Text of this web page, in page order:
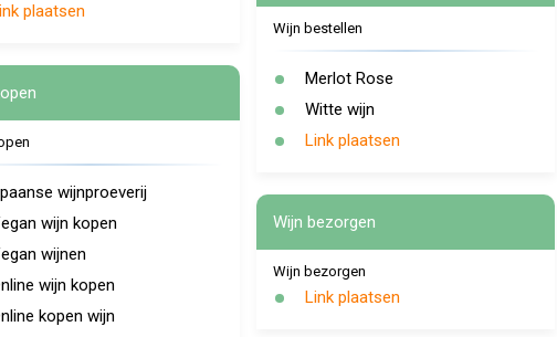
plaatsen
wijnproeverij
wijn kopen
wijnen
wijn kopen
kopen wijn
Wijn bestellen
Merlot Rose
Witte wijn
Link plaatsen
Wijn bezorgen
Wijn bezorgen
Link plaatsen